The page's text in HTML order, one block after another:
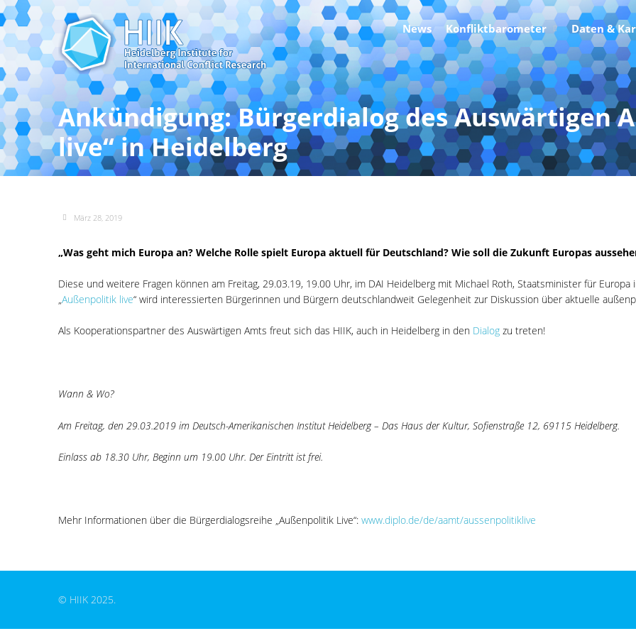
News Konfliktbarometer Daten &
Ankündigung: Bürgerdialog des Auswärtigen
live“ in Heidelberg
März 28, 2019
„Was geht mich Europa an? Welche Rolle spielt Europa aktuell für Deutschland? Wie soll die Zukunft Europas
Diese und weitere Fragen können am Freitag, 29.03.19, 19.00 Uhr, im DAI Heidelberg mit Michael Roth, Staatsminister für
„Außenpolitik live“ wird interessierten Bürgerinnen und Bürgern deutschlandweit Gelegenheit zur Diskussion über aktuelle
Als Kooperationspartner des Auswärtigen Amts freut sich das HIIK, auch in Heidelberg in den Dialog zu treten!
Wann & Wo?
Am Freitag, den 29.03.2019 im Deutsch-Amerikanischen Institut Heidelberg – Das Haus der Kultur, Sofienstraße 12, 69115 Heidelberg.
Einlass ab 18.30 Uhr, Beginn um 19.00 Uhr. Der Eintritt ist frei.
Mehr Informationen über die Bürgerdialogsreihe „Außenpolitik Live“: www.diplo.de/de/aamt/aussenpolitiklive
© HIIK 2025.